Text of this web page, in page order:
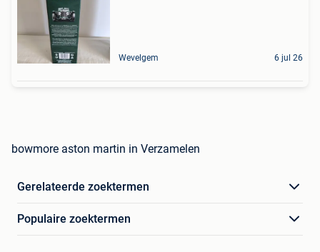
Wevelgem 6 jul 26
bowmore aston martin in Verzamelen
Gerelateerde zoektermen
Populaire zoektermen